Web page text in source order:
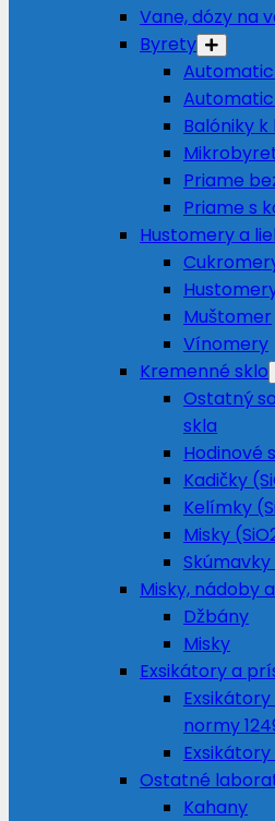
Vane, dózy na
Byrety
Balóniky
Priame
Priame s
Hustomery a
Muštomer
Vínomery
Kremenné sklo
Ostatný
skla
Hodinové
Kadičky
Kelímky
Misky
Skúmavky
Misky, nádoby
Džbány
Misky
Exsikátory a
normy
Ostatné
Kahany